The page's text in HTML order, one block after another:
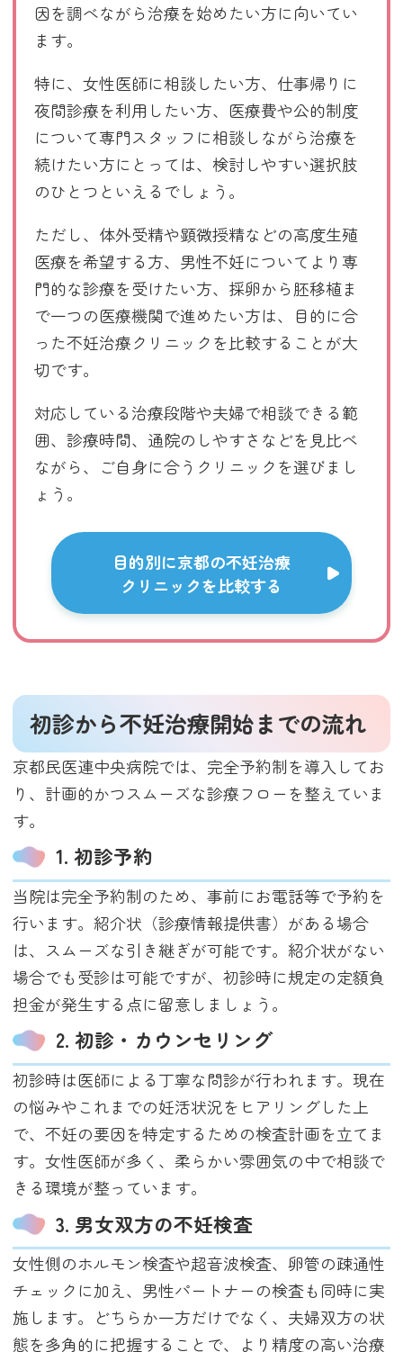
因を調べながら治療を始めたい方に向いてい
ます。
特に、女性医師に相談したい方、仕事帰りに
夜間診療を利用したい方、医療費や公的制度
について専門スタッフに相談しながら治療を
続けたい方にとっては、検討しやすい選択肢
のひとつといえるでしょう。
ただし、体外受精や顕微授精などの高度生殖
医療を希望する方、男性不妊についてより専
門的な診療を受けたい方、採卵から胚移植ま
で一つの医療機関で進めたい方は、目的に合
った不妊治療クリニックを比較することが大
切です。
対応している治療段階や夫婦で相談できる範
囲、診療時間、通院のしやすさなどを見比べ
ながら、ご自身に合うクリニックを選びまし
ょう。
目的別に京都の不妊治療
クリニックを比較する
初診から不妊治療開始までの流れ
京都民医連中央病院では、完全予約制を導入してお
り、計画的かつスムーズな診療フローを整えていま
す。
1. 初診予約
当院は完全予約制のため、事前にお電話等で予約を
行います。紹介状（診療情報提供書）がある場合
は、スムーズな引き継ぎが可能です。紹介状がない
場合でも受診は可能ですが、初診時に規定の定額負
担金が発生する点に留意しましょう。
2. 初診・カウンセリング
初診時は医師による丁寧な問診が行われます。現在
の悩みやこれまでの妊活状況をヒアリングした上
で、不妊の要因を特定するための検査計画を立てま
す。女性医師が多く、柔らかい雰囲気の中で相談で
きる環境が整っています。
3. 男女双方の不妊検査
女性側のホルモン検査や超音波検査、卵管の疎通性
チェックに加え、男性パートナーの検査も同時に実
施します。どちらか一方だけでなく、夫婦双方の状
態を多角的に把握することで、より精度の高い治療